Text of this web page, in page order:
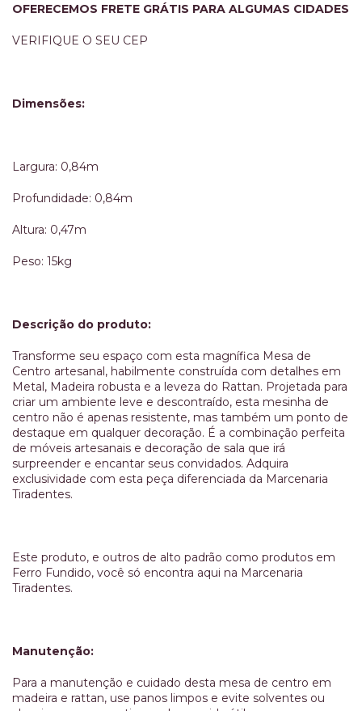
OFERECEMOS FRETE GRÁTIS PARA ALGUMAS CIDADES
VERIFIQUE O SEU CEP
Dimensões:
Largura: 0,84m
Profundidade: 0,84m
Altura: 0,47m
Peso: 15kg
Descrição do produto:
Transforme seu espaço com esta magnífica Mesa de
Centro artesanal, habilmente construída com detalhes em
Metal, Madeira robusta e a leveza do Rattan. Projetada para
criar um ambiente leve e descontraído, esta mesinha de
centro não é apenas resistente, mas também um ponto de
destaque em qualquer decoração. É a combinação perfeita
de móveis artesanais e decoração de sala que irá
surpreender e encantar seus convidados. Adquira
exclusividade com esta peça diferenciada da Marcenaria
Tiradentes.
Este produto, e outros de alto padrão como produtos em
Ferro Fundido, você só encontra aqui na Marcenaria
Tiradentes.
Manutenção:
Para a manutenção e cuidado desta mesa de centro em
madeira e rattan, use panos limpos e evite solventes ou